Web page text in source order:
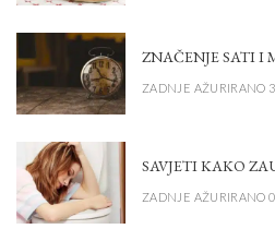
ZNAČENJE SATI I
ZADNJE AŽURIRANO
SAVJETI KAKO
ZADNJE AŽURIRANO